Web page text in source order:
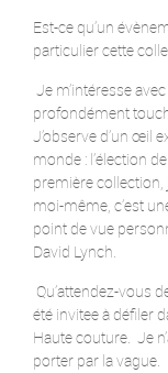
Est-ce qu’un
particulier cette
Je m’intéresse
profondément
J’observe d’un œil
monde : l’élection
première
moi-même, c’est
point de vue
David Lynch.
Qu’attendez-vous
été invitee à défiler
Haute couture. Je
porter par la vague.